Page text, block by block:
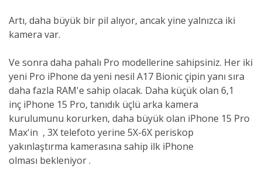
Artı, daha büyük bir pil alıyor, ancak yine yalnızca iki
kamera var.
Ve sonra daha pahalı Pro modellerine sahipsiniz. Her iki
yeni Pro iPhone da yeni nesil A17 Bionic çipin yanı sıra
daha fazla RAM'e sahip olacak. Daha küçük olan 6,1
inç iPhone 15 Pro, tanıdık üçlü arka kamera
kurulumunu korurken, daha büyük olan iPhone 15 Pro
Max'in , 3X telefoto yerine 5X-6X periskop
yakınlaştırma kamerasına sahip ilk iPhone
olması bekleniyor .